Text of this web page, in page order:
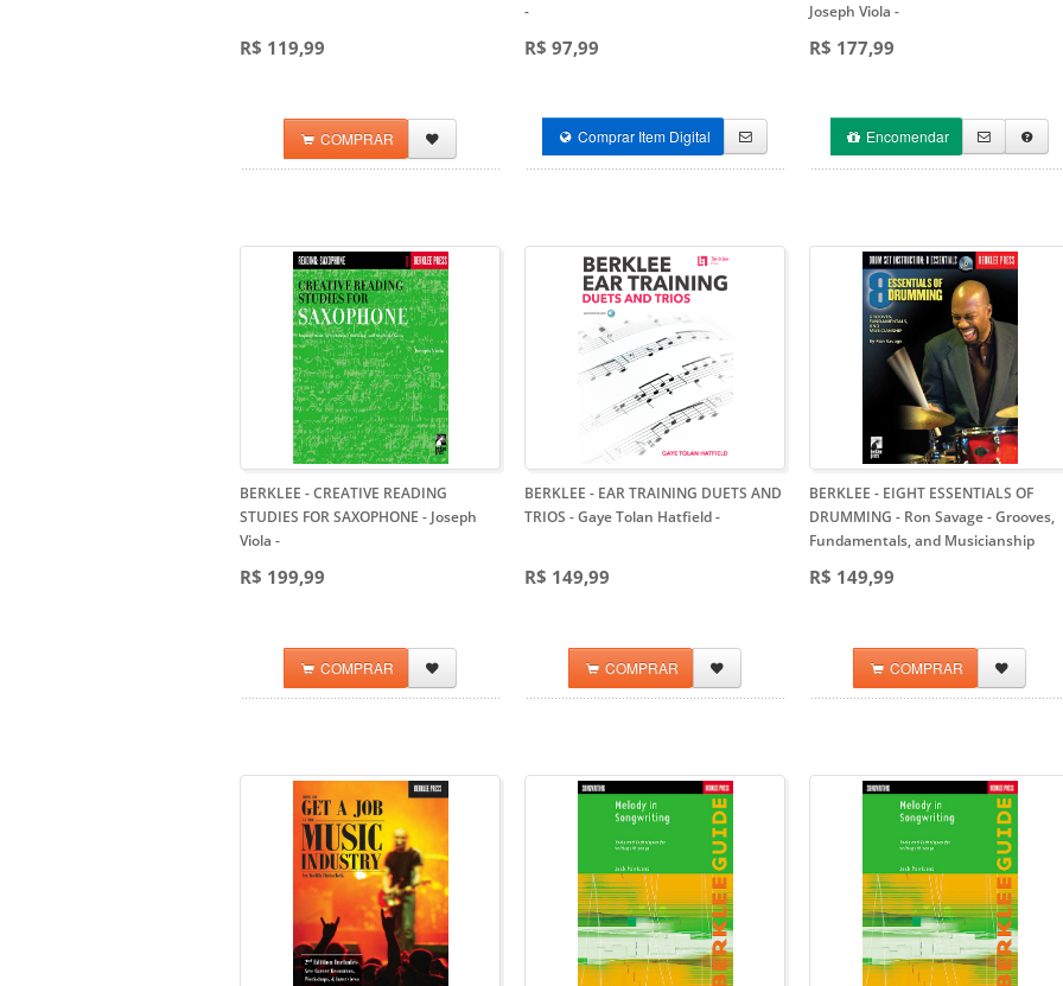
R$ 119,99
COMPRAR
-
R$ 97,99
Comprar Item Digital
Joseph Viola -
R$ 177,99
Encomendar
BERKLEE - CREATIVE READING
STUDIES FOR SAXOPHONE - Joseph
Viola -
R$ 199,99
COMPRAR
BERKLEE - EAR TRAINING DUETS AND
TRIOS - Gaye Tolan Hatfield-
R$ 149,99
COMPRAR
BERKLEE - EIGHT ESSENTIALS OF
DRUMMING - Ron Savage- Grooves,
Fundamentals, and Musicianship
R$ 149,99
COMPRAR